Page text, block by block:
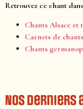
Retrouvez ce chant
Chants Alsace et
Carnets de
Chants
Nos derniers